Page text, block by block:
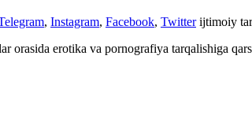
, Instagram, Facebook, Twitter ijtimoiy
orasida erotika va pornografiya tarqalishiga